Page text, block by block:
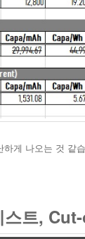
게 나오는 것 같
스트,